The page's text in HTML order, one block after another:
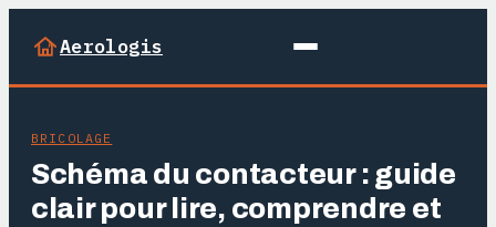
Aerologis
BRICOLAGE
Schéma du contacteur : guide
clair pour lire, comprendre et